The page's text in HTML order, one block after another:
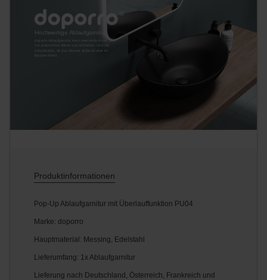
Hochwertige Ablaufgarnitur
doporro Ablaufgarnitur kann man einfach mit
nur einem Klick öffnen und schließen. Und Sie
entscheiden, ob das Wasser abfliesst oder im
Becken bleibt.
Produktinformationen
Pop-Up Ablaufgarnitur mit Überlauffunktion PU04
Marke: doporro
Hauptmaterial: Messing, Edelstahl
Lieferumfang: 1x Ablaufgarnitur
Lieferung nach Deutschland, Österreich, Frankreich und